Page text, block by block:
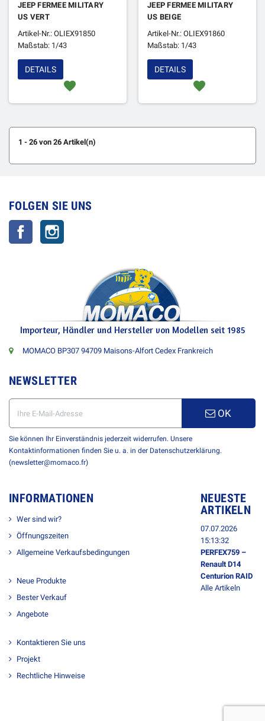
JEEP FERMEE MILITARY
US VERT
Artikel-Nr.: OLIEX91850
Maßstab: 1/43
favorite
DETAILS
JEEP FERMEE MILITARY
US BEIGE
Artikel-Nr.: OLIEX91860
Maßstab: 1/43
favorite
DETAILS
1 - 26 von 26 Artikel(n)
FOLGEN SIE UNS
Facebook
Importeur, Händler und Hersteller von Modellen seit 1985
MOMACO BP307 94709 Maisons-Alfort Cedex Frankreich
NEWSLETTER
OK
Sie können Ihr Einverständnis jederzeit widerrufen. Unsere
Kontaktinformationen finden Sie u. a. in der Datenschutzerklärung.
(newsletter@momaco.fr)
INFORMATIONEN
Wer sind wir?
Öffnungszeiten
Allgemeine Verkaufsbedingungen
Neue Produkte
Bester Verkauf
Angebote
Kontaktieren Sie uns
Projekt
Rechtliche Hinweise
NEUESTE
ARTIKELN
07.07.2026
15:13:32
PERFEX759 –
Renault D14
Centurion RAID
Alle Artikeln